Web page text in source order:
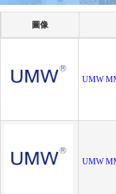
圖像
UMW
UMW